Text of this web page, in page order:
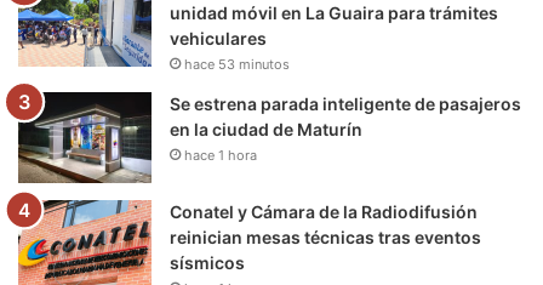
unidad móvil en La Guaira para trámites
vehiculares
hace 53 minutos
Se estrena parada inteligente de pasajeros
en la ciudad de Maturín
hace 1 hora
Conatel y Cámara de la Radiodifusión
reinician mesas técnicas tras eventos
sísmicos